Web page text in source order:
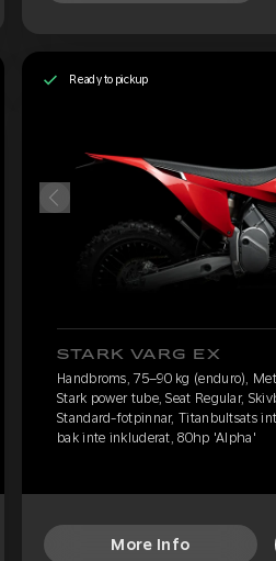
Ready to pickup
STARK VARG EX
Handbroms, 75–90 kg (enduro),
Stark power tube, Seat Regular,
Standard-fotpinnar, Titanbultsats
bak inte inkluderat, 80hp 'Alpha'
More Info